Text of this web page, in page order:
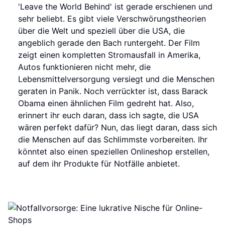
'Leave the World Behind' ist gerade erschienen und
sehr beliebt. Es gibt viele Verschwörungstheorien
über die Welt und speziell über die USA, die
angeblich gerade den Bach runtergeht. Der Film
zeigt einen kompletten Stromausfall in Amerika,
Autos funktionieren nicht mehr, die
Lebensmittelversorgung versiegt und die Menschen
geraten in Panik. Noch verrückter ist, dass Barack
Obama einen ähnlichen Film gedreht hat. Also,
erinnert ihr euch daran, dass ich sagte, die USA
wären perfekt dafür? Nun, das liegt daran, dass sich
die Menschen auf das Schlimmste vorbereiten. Ihr
könntet also einen speziellen Onlineshop erstellen,
auf dem ihr Produkte für Notfälle anbietet.